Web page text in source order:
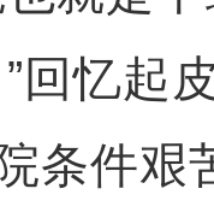
回忆起
条件艰